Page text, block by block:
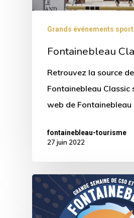
Grands événements
Fontainebleau
Retrouvez la source
Fontainebleau Classic
web de Fontainebleau
fontainebleau-tourisme
27 juin 2022